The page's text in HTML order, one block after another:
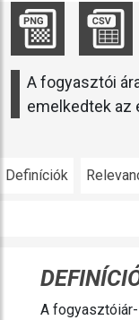
A fogyasztói
emelkedtek az
Definíciók
A